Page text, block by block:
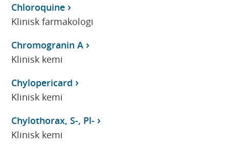
Chloroquine
Klinisk farmakologi
Chromogranin A
Klinisk kemi
Chylopericard
Klinisk kemi
Chylothorax, S-, Pl-
Klinisk kemi